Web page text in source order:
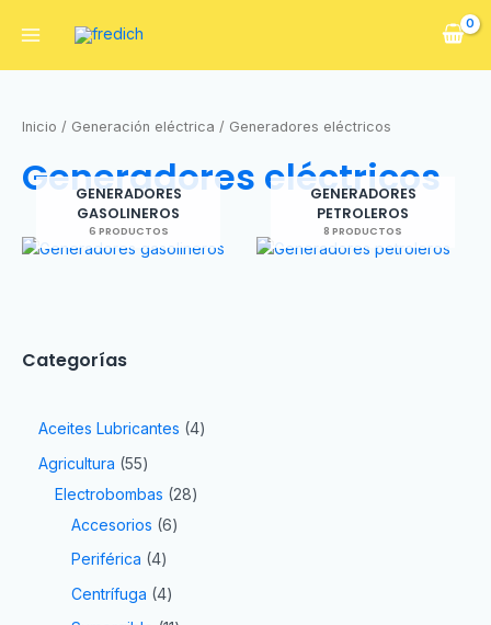
Categorías
Aceites Lubricantes 4
Agricultura 55
Electrobombas
28
Accesorios 6
Periférica 4
Centrífuga 4
Inicio / Generación eléctrica / Generadores eléctricos
Generadores eléctricos
GENERADORES
GASOLINEROS
6 PRODUCTOS
GENERADORES
PETROLEROS
8 PRODUCTOS